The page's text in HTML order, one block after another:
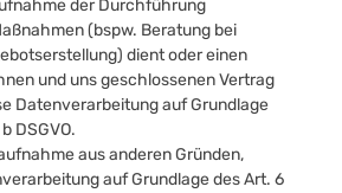
der Durchführung
(bspw. Beratung bei
dient oder einen
und uns geschlossenen Vertrag
Datenverarbeitung auf Grundlage
DSGVO.
aus anderen Gründen,
auf Grundlage des Art. 6